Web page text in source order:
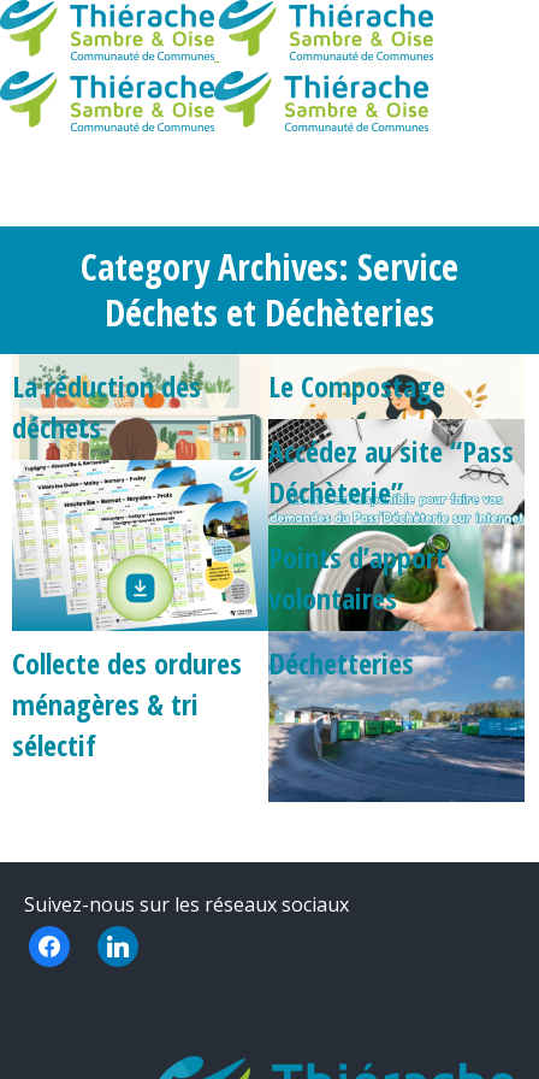
Category Archives: Service
Déchets et Déchèteries
La réduction des
déchets
Le Compostage
Accédez au site “Pass
Déchèterie”
Collecte des ordures
ménagères & tri
sélectif
Points d’apport
volontaires
Déchetteries
Suivez-nous sur les réseaux sociaux
facebooklinkedin